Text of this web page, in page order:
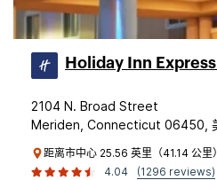
Holiday Inn
2104 N. Broad Street
Meriden, Connecticut 06450,
距离市中心 25.56 英里（41.14 公
4.04
(1296 reviews)